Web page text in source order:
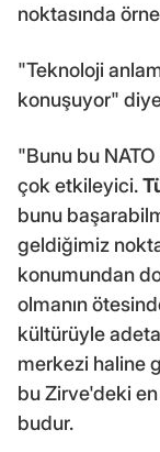
noktasında
"Teknoloji
konuşuyor"
"Bunu bu
çok etkileyici.
bunu
geldiğimiz
konumundan
olmanın
kültürüyle
merkezi haline
bu Zirve'deki
budur.